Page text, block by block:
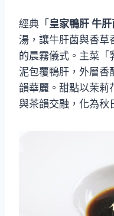
經典「 皇家鴨肝 牛
湯，讓牛肝菌與香草
的晨霧儀式。主菜「
泥包覆鴨肝，外層香
韻華麗。甜點以茉莉
與茶韻交融，化為秋